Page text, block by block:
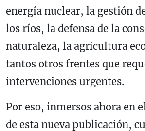
energía nuclear, la gestión
los ríos, la defensa de la
naturaleza, la agricultura
tantos otros frentes que
intervenciones urgentes.
Por eso, inmersos ahora en
de esta nueva publicación,